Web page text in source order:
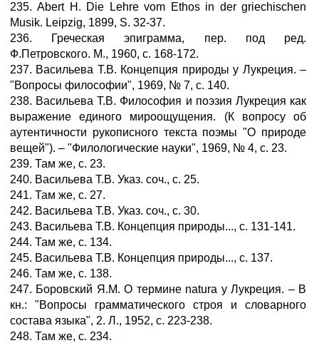
235. Abert H. Die Lehre vom Ethos in der griechischen
Musik. Leipzig, 1899, S. 32-37.
236. Греческая эпиграмма, пер. под ред.
Ф.Петровского. М., 1960, с. 168-172.
237. Васильева Т.В. Концепция природы у Лукреция. –
"Вопросы философии", 1969, № 7, с. 140.
238. Васильева Т.В. Философия и поэзия Лукреция как
выражение единого мироощущения. (К вопросу об
аутентичности рукописного текста поэмы "О природе
вещей"). – "Филологические науки", 1969, № 4, с. 23.
239. Там же, с. 23.
240. Васильева Т.В. Указ. соч., с. 25.
241. Там же, с. 27.
242. Васильева Т.В. Указ. соч., с. 30.
243. Васильева Т.В. Концепция природы..., с. 131-141.
244. Там же, с. 134.
245. Васильева Т.В. Концепция природы..., с. 137.
246. Там же, с. 138.
247. Боровский Я.М. О термине natura у Лукреция. – В
кн.: "Вопросы грамматического строя и словарного
состава языка", 2. Л., 1952, с. 223-238.
248. Там же, с. 234.